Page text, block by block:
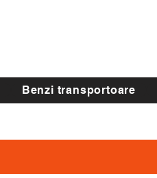
Benzi transportoare